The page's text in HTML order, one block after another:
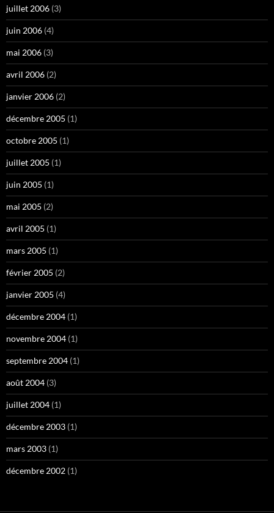
juillet 2006 (3)
juin 2006 (4)
mai 2006 (3)
avril 2006 (2)
janvier 2006 (2)
décembre 2005 (1)
octobre 2005 (1)
juillet 2005 (1)
juin 2005 (1)
mai 2005 (2)
avril 2005 (1)
mars 2005 (1)
février 2005 (2)
janvier 2005 (4)
décembre 2004 (1)
novembre 2004 (1)
septembre 2004 (1)
août 2004 (3)
juillet 2004 (1)
décembre 2003 (1)
mars 2003 (1)
décembre 2002 (1)